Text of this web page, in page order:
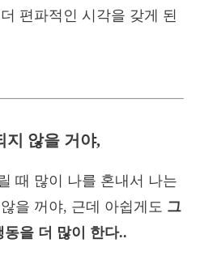
편파적인 시각을 갖게 된
지 않을 거야,
때 많이 나를 혼내서 나는
을 꺼야, 근데 아쉽게도 그
을 더 많이 한다..